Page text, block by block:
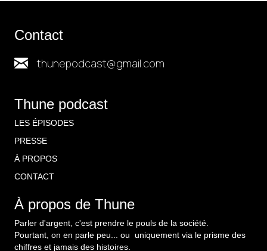
Contact
thunepodcast@gmail.com
Thune podcast
LES ÉPISODES
PRESSE
À PROPOS
CONTACT
À propos de Thune
Parler d'argent, c'est prendre le pouls de la société.
Pourtant, on en parle peu... ou uniquement via le prisme des
chiffres et jamais des histoires.